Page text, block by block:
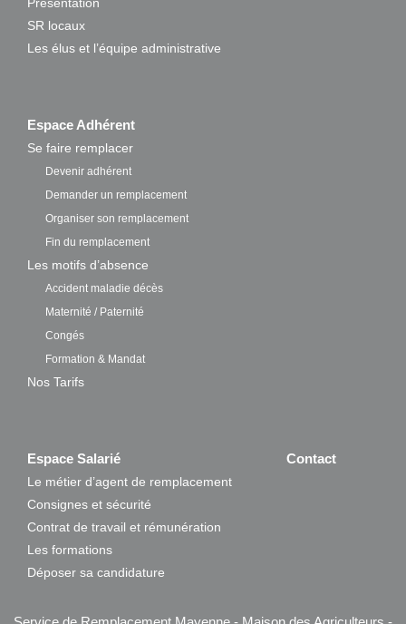
SR locaux
Les élus et l’équipe administrative
Espace Adhérent
Se faire remplacer
Devenir adhérent
Demander un remplacement
Organiser son remplacement
Fin du remplacement
Les motifs d’absence
Accident maladie décès
Maternité / Paternité
Congés
Formation & Mandat
Nos Tarifs
Espace Salarié
Le métier d’agent de remplacement
Consignes et sécurité
Contrat de travail et rémunération
Les formations
Déposer sa candidature
Contact